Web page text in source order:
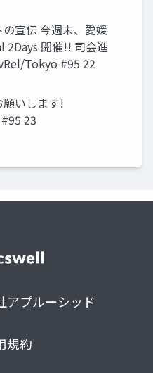
宣伝 今週末、愛媛
2Days 開催!! 司会進
Tokyo #95 22
いします!
23
アプルーシッド
規約